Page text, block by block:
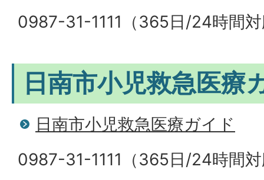
0987-31-1111（365日/24時間
日南市小児救急医療
日南市小児救急医療ガイド
0987-31-1111（365日/24時間